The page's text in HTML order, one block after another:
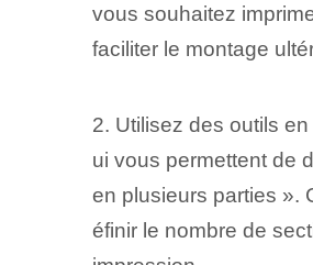
vous souhaitez
faciliter le montage
2. Utilisez des outils
ui vous permettent de
en plusieurs parties ».
éfinir le nombre de